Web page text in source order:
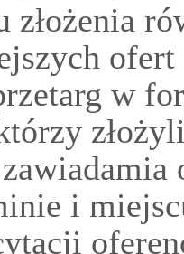
złożenia
w
i